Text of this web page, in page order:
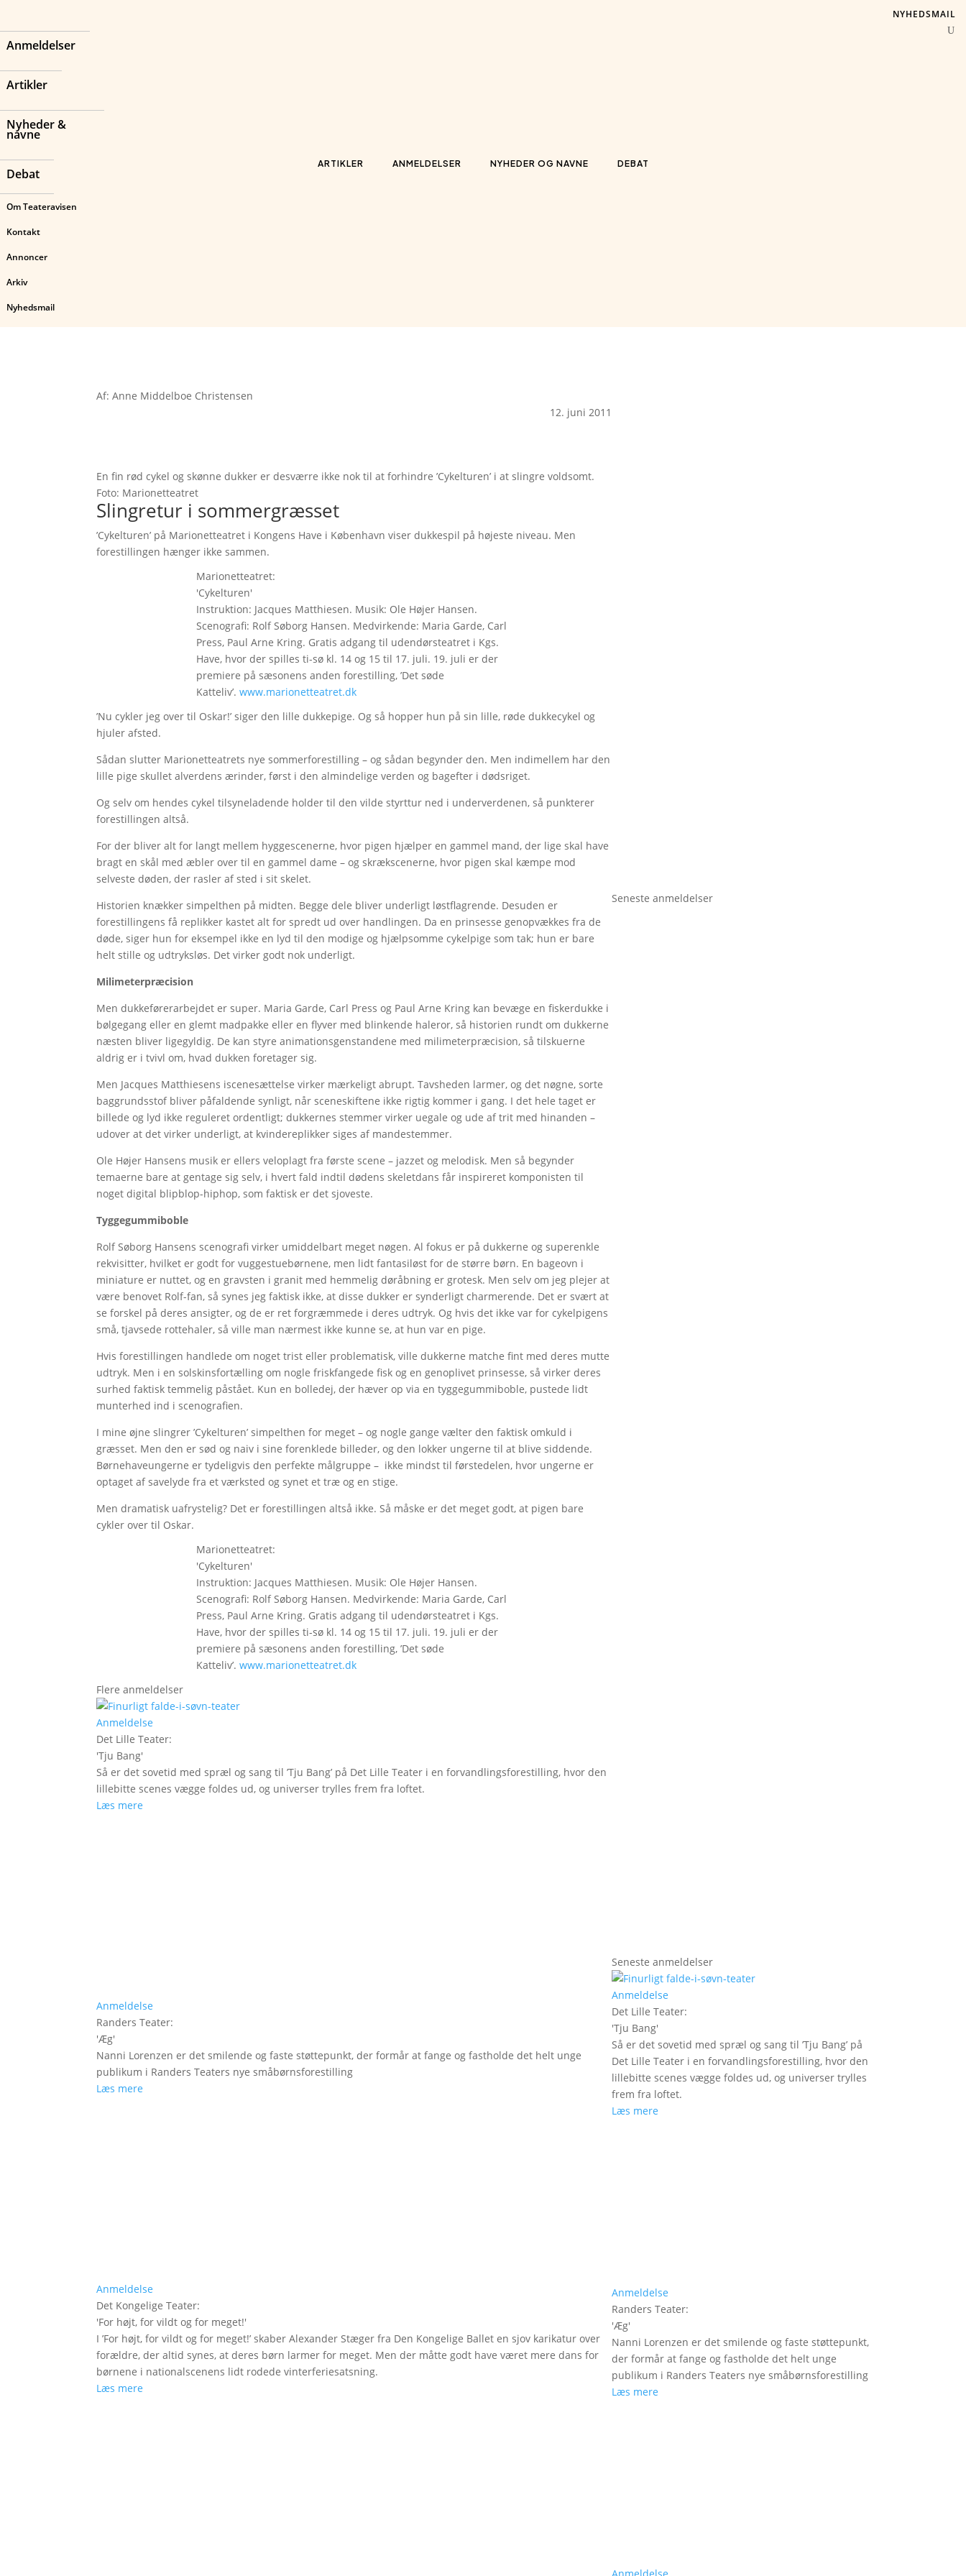
Anmeldelser
Artikler
Nyheder &
navne
Debat
Om Teateravisen
Kontakt
Annoncer
Arkiv
Nyhedsmail
ARTIKLER ANMELDELSER NYHEDER OG NAVNE DEBAT
NYHEDSMAIL
Af: Anne Middelboe Christensen
12. juni 2011
En fin rød cykel og skønne dukker er desværre ikke nok til at forhindre ’Cykelturen’ i at slingre voldsomt.
Foto: Marionetteatret
Slingretur i sommergræsset
’Cykelturen’ på Marionetteatret i Kongens Have i København viser dukkespil på højeste niveau. Men
forestillingen hænger ikke sammen.
Marionetteatret:
'Cykelturen'
Instruktion: Jacques Matthiesen. Musik: Ole Højer Hansen.
Scenografi: Rolf Søborg Hansen. Medvirkende: Maria Garde, Carl
Press, Paul Arne Kring. Gratis adgang til udendørsteatret i Kgs.
Have, hvor der spilles ti-sø kl. 14 og 15 til 17. juli. 19. juli er der
premiere på sæsonens anden forestilling, ’Det søde
Katteliv’. www.marionetteatret.dk
’Nu cykler jeg over til Oskar!’ siger den lille dukkepige. Og så hopper hun på sin lille, røde dukkecykel og
hjuler afsted.
Sådan slutter Marionetteatrets nye sommerforestilling – og sådan begynder den. Men indimellem har den
lille pige skullet alverdens ærinder, først i den almindelige verden og bagefter i dødsriget.
Og selv om hendes cykel tilsyneladende holder til den vilde styrttur ned i underverdenen, så punkterer
forestillingen altså.
For der bliver alt for langt mellem hyggescenerne, hvor pigen hjælper en gammel mand, der lige skal have
bragt en skål med æbler over til en gammel dame – og skrækscenerne, hvor pigen skal kæmpe mod
selveste døden, der rasler af sted i sit skelet.
Historien knækker simpelthen på midten. Begge dele bliver underligt løstflagrende. Desuden er
forestillingens få replikker kastet alt for spredt ud over handlingen. Da en prinsesse genopvækkes fra de
døde, siger hun for eksempel ikke en lyd til den modige og hjælpsomme cykelpige som tak; hun er bare
helt stille og udtryksløs. Det virker godt nok underligt.
Milimeterpræcision
Men dukkeførerarbejdet er super. Maria Garde, Carl Press og Paul Arne Kring kan bevæge en fiskerdukke i
bølgegang eller en glemt madpakke eller en flyver med blinkende haleror, så historien rundt om dukkerne
næsten bliver ligegyldig. De kan styre animationsgenstandene med milimeterpræcision, så tilskuerne
aldrig er i tvivl om, hvad dukken foretager sig.
Men Jacques Matthiesens iscenesættelse virker mærkeligt abrupt. Tavsheden larmer, og det nøgne, sorte
baggrundsstof bliver påfaldende synligt, når sceneskiftene ikke rigtig kommer i gang. I det hele taget er
billede og lyd ikke reguleret ordentligt; dukkernes stemmer virker uegale og ude af trit med hinanden –
udover at det virker underligt, at kvindereplikker siges af mandestemmer.
Ole Højer Hansens musik er ellers veloplagt fra første scene – jazzet og melodisk. Men så begynder
temaerne bare at gentage sig selv, i hvert fald indtil dødens skeletdans får inspireret komponisten til
noget digital blipblop-hiphop, som faktisk er det sjoveste.
Tyggegummiboble
Rolf Søborg Hansens scenografi virker umiddelbart meget nøgen. Al fokus er på dukkerne og superenkle
rekvisitter, hvilket er godt for vuggestuebørnene, men lidt fantasiløst for de større børn. En bageovn i
miniature er nuttet, og en gravsten i granit med hemmelig døråbning er grotesk. Men selv om jeg plejer at
være benovet Rolf-fan, så synes jeg faktisk ikke, at disse dukker er synderligt charmerende. Det er svært at
se forskel på deres ansigter, og de er ret forgræmmede i deres udtryk. Og hvis det ikke var for cykelpigens
små, tjavsede rottehaler, så ville man nærmest ikke kunne se, at hun var en pige.
Hvis forestillingen handlede om noget trist eller problematisk, ville dukkerne matche fint med deres mutte
udtryk. Men i en solskinsfortælling om nogle friskfangede fisk og en genoplivet prinsesse, så virker deres
surhed faktisk temmelig påstået. Kun en bolledej, der hæver op via en tyggegummiboble, pustede lidt
munterhed ind i scenografien.
I mine øjne slingrer ’Cykelturen’ simpelthen for meget – og nogle gange vælter den faktisk omkuld i
græsset. Men den er sød og naiv i sine forenklede billeder, og den lokker ungerne til at blive siddende.
Børnehaveungerne er tydeligvis den perfekte målgruppe – ikke mindst til førstedelen, hvor ungerne er
optaget af savelyde fra et værksted og synet et træ og en stige.
Men dramatisk uafrystelig? Det er forestillingen altså ikke. Så måske er det meget godt, at pigen bare
cykler over til Oskar.
Marionetteatret:
'Cykelturen'
Instruktion: Jacques Matthiesen. Musik: Ole Højer Hansen.
Scenografi: Rolf Søborg Hansen. Medvirkende: Maria Garde, Carl
Press, Paul Arne Kring. Gratis adgang til udendørsteatret i Kgs.
Have, hvor der spilles ti-sø kl. 14 og 15 til 17. juli. 19. juli er der
premiere på sæsonens anden forestilling, ’Det søde
Katteliv’. www.marionetteatret.dk
Flere anmeldelser
Anmeldelse
Det Lille Teater:
'Tju Bang'
Så er det sovetid med spræl og sang til ’Tju Bang’ på Det Lille Teater i en forvandlingsforestilling, hvor den
lillebitte scenes vægge foldes ud, og universer trylles frem fra loftet.
Læs mere
Anmeldelse
Randers Teater:
'Æg'
Nanni Lorenzen er det smilende og faste støttepunkt, der formår at fange og fastholde det helt unge
publikum i Randers Teaters nye småbørnsforestilling
Læs mere
Anmeldelse
Det Kongelige Teater:
'For højt, for vildt og for meget!'
I ’For højt, for vildt og for meget!’ skaber Alexander Stæger fra Den Kongelige Ballet en sjov karikatur over
forældre, der altid synes, at deres børn larmer for meget. Men der måtte godt have været mere dans for
børnene i nationalscenens lidt rodede vinterferiesatsning.
Læs mere
Seneste anmeldelser
Seneste anmeldelser
Anmeldelse
Det Lille Teater:
'Tju Bang'
Så er det sovetid med spræl og sang til ’Tju Bang’ på
Det Lille Teater i en forvandlingsforestilling, hvor den
lillebitte scenes vægge foldes ud, og universer trylles
frem fra loftet.
Læs mere
Anmeldelse
Randers Teater:
'Æg'
Nanni Lorenzen er det smilende og faste støttepunkt,
der formår at fange og fastholde det helt unge
publikum i Randers Teaters nye småbørnsforestilling
Læs mere